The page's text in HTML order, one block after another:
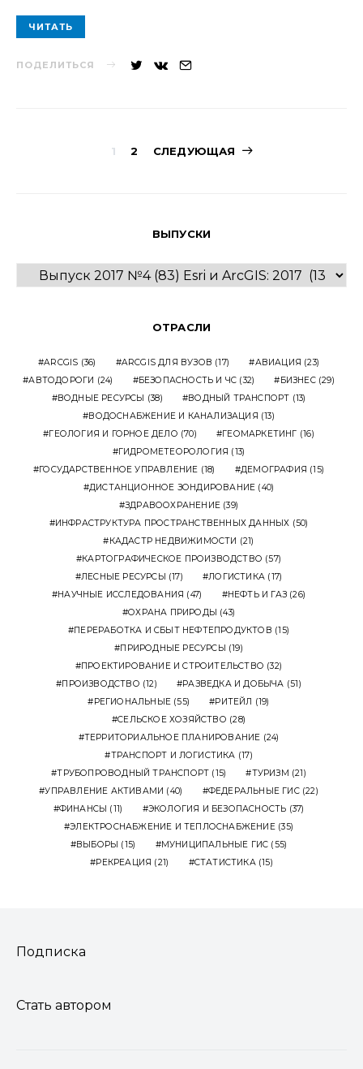
ЧИТАТЬ
ПОДЕЛИТЬСЯ
Навигация
1 2 СЛЕДУЮЩАЯ
ВЫПУСКИ
ВЫПУСКИ
ОТРАСЛИ
ARCGIS (36) ARCGIS ДЛЯ ВУЗОВ (17) АВИАЦИЯ (23)
АВТОДОРОГИ (24) БЕЗОПАСНОСТЬ И ЧС (32) БИЗНЕС(29)
ВОДНЫЕ РЕСУРСЫ
(38) ВОДНЫЙ ТРАНСПОРТ (13)
ВОДОСНАБЖЕНИЕ И КАНАЛИЗАЦИЯ (13)
ГЕОЛОГИЯ И ГОРНОЕ ДЕЛО (70) ГЕОМАРКЕТИНГ (16)
ГИДРОМЕТЕОРОЛОГИЯ (13)
ГОСУДАРСТВЕННОЕ УПРАВЛЕНИЕ (18) ДЕМОГРАФИЯ (15)
ДИСТАНЦИОННОЕ ЗОНДИРОВАНИЕ (40)
ЗДРАВООХРАНЕНИЕ (39)
ИНФРАСТРУКТУРА ПРОСТРАНСТВЕННЫХ ДАННЫХ (50)
КАДАСТР НЕДВИЖИМОСТИ (21)
КАРТОГРАФИЧЕСКОЕ ПРОИЗВОДСТВО (57)
ЛЕСНЫЕ РЕСУРСЫ (17) ЛОГИСТИКА (17)
НАУЧНЫЕ ИССЛЕДОВАНИЯ (47) НЕФТЬ И ГАЗ(26)
ОХРАНА ПРИРОДЫ (43)
ПЕРЕРАБОТКА И СБЫТ НЕФТЕПРОДУКТОВ (15)
ПРИРОДНЫЕ РЕСУРСЫ (19)
ПРОЕКТИРОВАНИЕ И СТРОИТЕЛЬСТВО (32)
ПРОИЗВОДСТВО (12) РАЗВЕДКА И ДОБЫЧА (51)
РЕГИОНАЛЬНЫЕ (55) РИТЕЙЛ (19)
СЕЛЬСКОЕ ХОЗЯЙСТВО (28)
ТЕРРИТОРИАЛЬНОЕ ПЛАНИРОВАНИЕ (24)
ТРАНСПОРТ И ЛОГИСТИКА (17)
ТРУБОПРОВОДНЫЙ ТРАНСПОРТ (15) ТУРИЗМ (21)
УПРАВЛЕНИЕ АКТИВАМИ (40) ФЕДЕРАЛЬНЫЕ ГИС(22)
ФИНАНСЫ (11) ЭКОЛОГИЯ И БЕЗОПАСНОСТЬ (37)
ЭЛЕКТРОСНАБЖЕНИЕ И ТЕПЛОСНАБЖЕНИЕ(35)
ВЫБОРЫ (15) МУНИЦИПАЛЬНЫЕ ГИС (55)
РЕКРЕАЦИЯ (21) СТАТИСТИКА(15)
Подписка
Стать автором